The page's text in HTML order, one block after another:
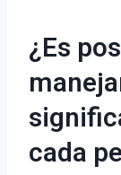
¿Es
cada